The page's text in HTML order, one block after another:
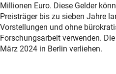
Millionen Euro. Diese Gelder
Preisträger bis zu sieben Jahre
Vorstellungen und ohne
Forschungsarbeit verwenden.
März 2024 in Berlin verliehen.